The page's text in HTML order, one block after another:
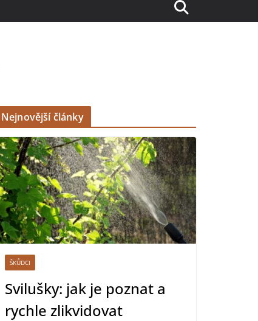
Nejnovější články
ŠKŮDCI
Svilušky: jak je poznat a
rychle zlikvidovat